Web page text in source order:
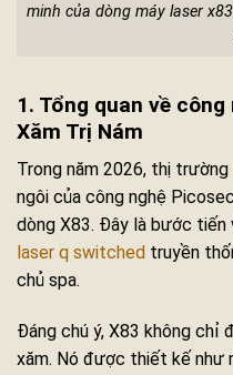
minh của dòng máy laser
1. Tổng quan về
Xăm Trị Nám
Trong năm 2026, thị trường
ngôi của công nghệ
dòng X83. Đây là bước
laser q switched truyền
chủ spa.
Đáng chú ý, X83 không chỉ
xăm. Nó được thiết kế